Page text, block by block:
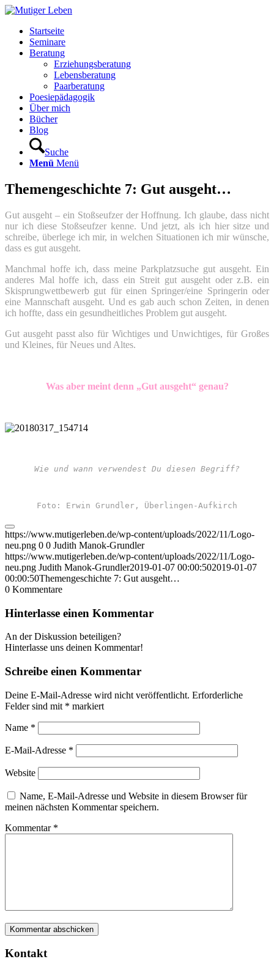
Startseite
Seminare
Beratung
Erziehungsberatung
Lebensberatung
Paarberatung
Poesiepädagogik
Über mich
Bücher
Blog
Suche
Menü Menü
Themengeschichte 7: Gut ausgeht…
Gut ausgeht – ein Stoßseufzer der Hoffnung. Ich glaube, dass nicht
nur ich diese Stoßseufzer kenne. Und jetzt, als ich hier sitze und
schreibe, überlege ich mir, in welchen Situationen ich mir wünsche,
dass es gut ausgeht.
Manchmal hoffe ich, dass meine Parkplatzsuche gut ausgeht. Ein
anderes Mal hoffe ich, dass ein Streit gut ausgeht oder z.B. ein
Skisprungwettbewerb gut für einen Springer/eine Springerin oder
eine Mannschaft ausgeht. Und es gab auch schon Zeiten, in denen
ich hoffte, dass ein gesundheitliches Problem gut ausgeht.
Gut ausgeht passt also für Wichtiges und Unwichtiges, für Großes
und Kleines, für Neues und Altes.
Was aber meint denn „Gut ausgeht“ genau?
Wie und wann verwendest Du diesen Begriff?
Foto: Erwin Grundler, Überlingen-Aufkirch
https://www.mutigerleben.de/wp-content/uploads/2022/11/Logo-
neu.png 0 0 Judith Manok-Grundler
https://www.mutigerleben.de/wp-content/uploads/2022/11/Logo-
neu.png Judith Manok-Grundler2019-01-07 00:00:502019-01-07
00:00:50Themengeschichte 7: Gut ausgeht…
0 Kommentare
Hinterlasse einen Kommentar
An der Diskussion beteiligen?
Hinterlasse uns deinen Kommentar!
Schreibe einen Kommentar
Deine E-Mail-Adresse wird nicht veröffentlicht. Erforderliche
Felder sind mit * markiert
Name *
E-Mail-Adresse *
Website
Name, E-Mail-Adresse und Website in diesem Browser für
meinen nächsten Kommentar speichern.
Kommentar *
Kontakt